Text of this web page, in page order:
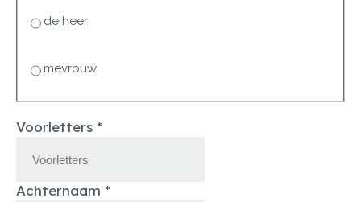
de heer
mevrouw
Voorletters *
Achternaam *